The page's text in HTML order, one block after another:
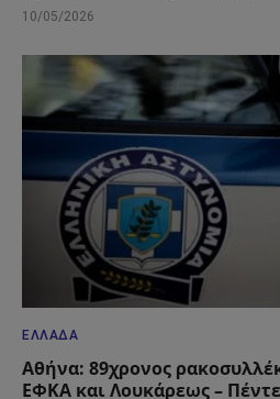
10/05/2026
ΕΛΛΆΔΑ
Αθήνα: 89χρονος
ΕΦΚΑ και Λουκάρεως –